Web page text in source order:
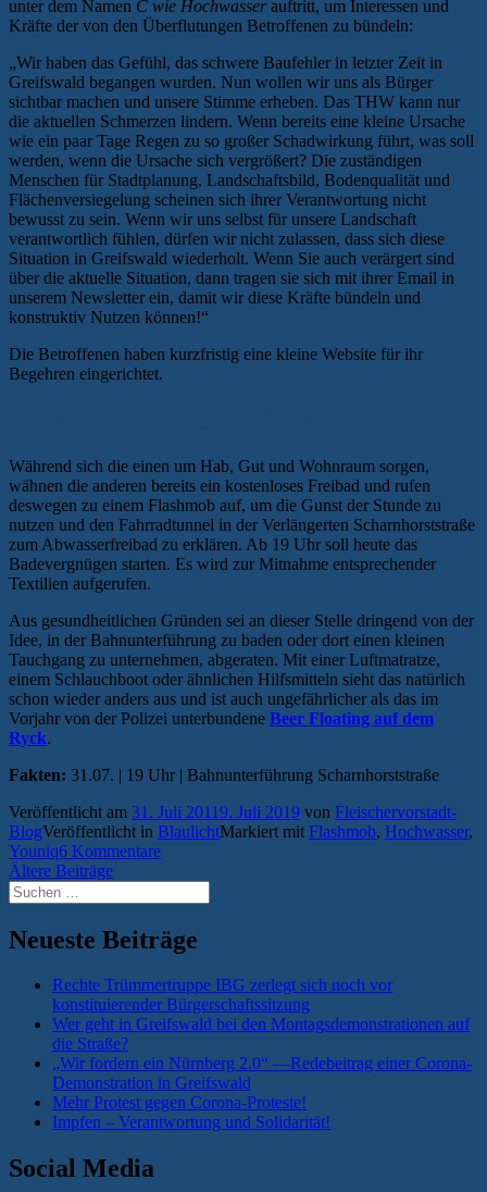
unter dem Namen C wie Hochwasser auftritt, um Interessen und
Kräfte der von den Überflutungen Betroffenen zu bündeln:
„Wir haben das Gefühl, das schwere Baufehler in letzter Zeit in
Greifswald begangen wurden. Nun wollen wir uns als Bürger
sichtbar machen und unsere Stimme erheben. Das THW kann nur
die aktuellen Schmerzen lindern. Wenn bereits eine kleine Ursache
wie ein paar Tage Regen zu so großer Schadwirkung führt, was soll
werden, wenn die Ursache sich vergrößert? Die zuständigen
Menschen für Stadtplanung, Landschaftsbild, Bodenqualität und
Flächenversiegelung scheinen sich ihrer Verantwortung nicht
bewusst zu sein. Wenn wir uns selbst für unsere Landschaft
verantwortlich fühlen, dürfen wir nicht zulassen, dass sich diese
Situation in Greifswald wiederholt. Wenn Sie auch verärgert sind
über die aktuelle Situation, dann tragen sie sich mit ihrer Email in
unserem Newsletter ein, damit wir diese Kräfte bündeln und
konstruktiv Nutzen können!“
Die Betroffenen haben kurzfristig eine kleine Website für ihr
Begehren eingerichtet.
Während sich die einen um Hab, Gut und Wohnraum sorgen,
wähnen die anderen bereits ein kostenloses Freibad und rufen
deswegen zu einem Flashmob auf, um die Gunst der Stunde zu
nutzen und den Fahrradtunnel in der Verlängerten Scharnhorststraße
zum Abwasserfreibad zu erklären. Ab 19 Uhr soll heute das
Badevergnügen starten. Es wird zur Mitnahme entsprechender
Textilien aufgerufen.
Aus gesundheitlichen Gründen sei an dieser Stelle dringend von der
Idee, in der Bahnunterführung zu baden oder dort einen kleinen
Tauchgang zu unternehmen, abgeraten. Mit einer Luftmatratze,
einem Schlauchboot oder ähnlichen Hilfsmitteln sieht das natürlich
schon wieder anders aus und ist auch ungefährlicher als das im
Vorjahr von der Polizei unterbundene Beer Floating auf dem
Ryck.
Fakten: 31.07. | 19 Uhr | Bahnunterführung Scharnhorststraße
Veröffentlicht am 31. Juli 20119. Juli 2019 von Fleischervorstadt-
BlogVeröffentlicht in BlaulichtMarkiert mit Flashmob, Hochwasser,
Youniq6 Kommentare
Beitragsnavigation
Ältere Beiträge
Suchen
nach:
Neueste Beiträge
Rechte Trümmertruppe IBG zerlegt sich noch vor
konstituierender Bürgerschaftssitzung
Wer geht in Greifswald bei den Montagsdemonstrationen auf
die Straße?
„Wir fordern ein Nürnberg 2.0“ —Redebeitrag einer Corona-
Demonstration in Greifswald
Mehr Protest gegen Corona-Proteste!
Impfen – Verantwortung und Solidarität!
Social Media